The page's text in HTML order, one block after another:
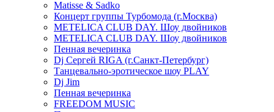
Matisse & Sadko
Концерт группы Турбомода (г.Москва)
METELICA CLUB DAY. Шоу двойников
METELICA CLUB DAY. Шоу двойников
Пенная вечеринка
Dj Сергей RIGA (г.Санкт-Петербург)
Танцевально-эротическое шоу PLAY
Dj Jim
Пенная вечеринка
FREEDOM MUSIC